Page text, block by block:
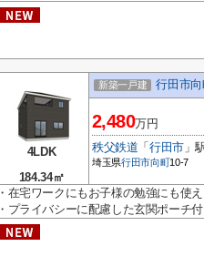
4LDK
184.34㎡
新築一戸建 行田市
2,480万円
秩父鉄道 「行田市」
埼玉県行田市向町10-7
・在宅ワークにもお子様の勉強にも使
・プライバシーに配慮した玄関ポーチ